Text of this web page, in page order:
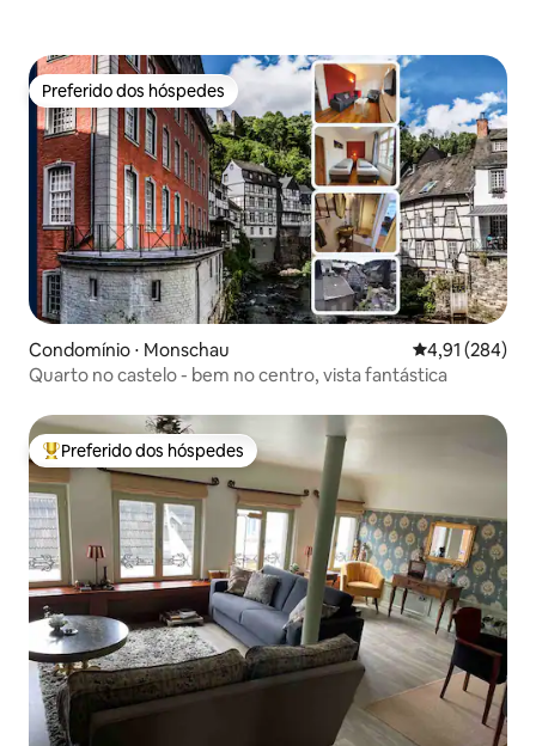
Preferido dos hóspedes
Preferido dos hóspedes
Condomínio ⋅ Monschau 4,91 de uma
4,91 (284)
Quarto no castelo - bem no centro, vista fantástica
Entre os melhores preferidos dos hóspedes
Preferido dos hóspedes